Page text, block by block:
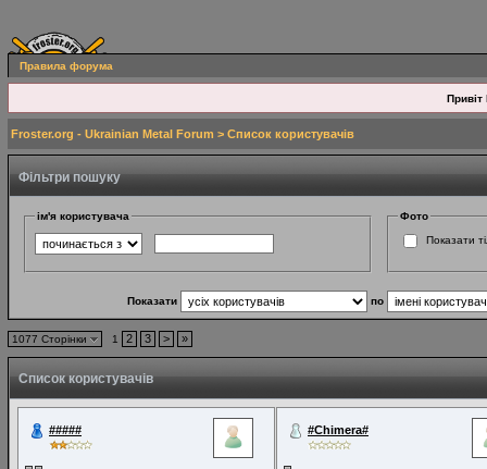
Правила форума
Привіт
Froster.org - Ukrainian Metal Forum > Список користувачів
Фільтри пошуку
ім'я користувача
Фото
Показати
Показати по
1077 Сторінки 1 2 3 > »
Список користувачів
##### #Chimera#